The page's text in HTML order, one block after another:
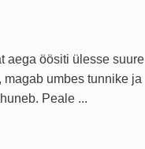
aega öösiti ülesse suure
umbes tunnike ja
Peale ...